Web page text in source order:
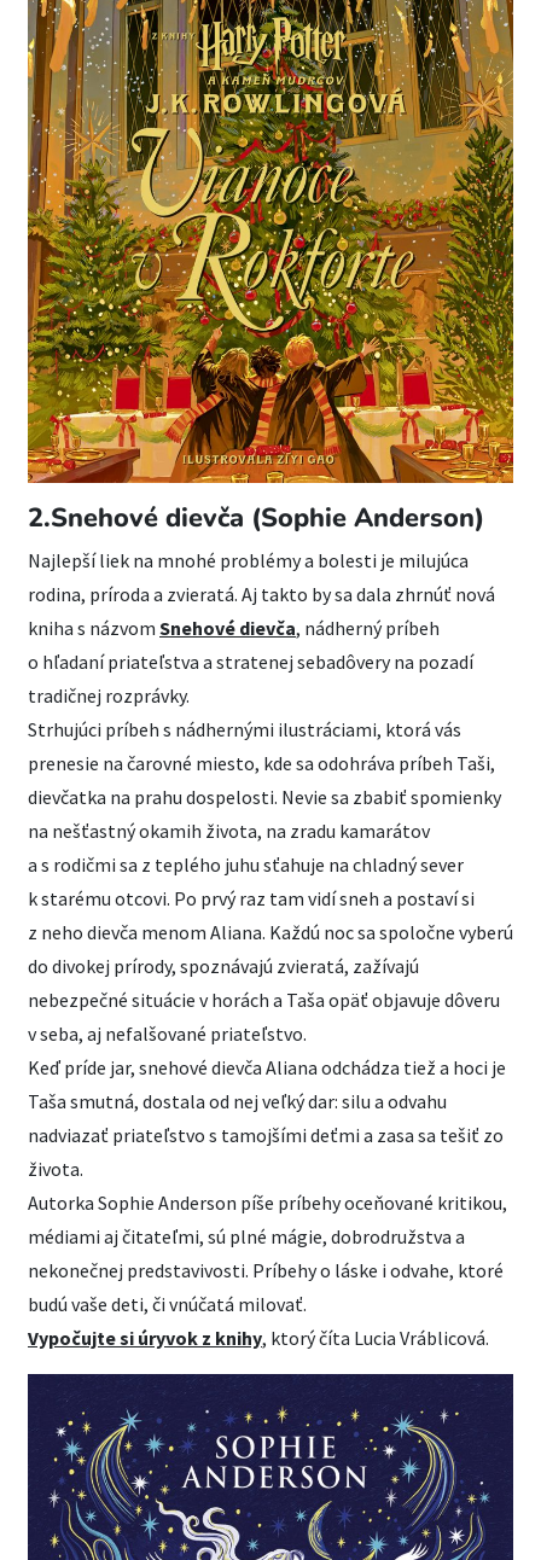
2.Snehové dievča (Sophie Anderson)
Najlepší liek na mnohé problémy a bolesti je milujúca
rodina, príroda a zvieratá. Aj takto by sa dala zhrnúť nová
kniha s názvom Snehové dievča, nádherný príbeh
o hľadaní priateľstva a stratenej sebadôvery na pozadí
tradičnej rozprávky.
Strhujúci príbeh s nádhernými ilustráciami, ktorá vás
prenesie na čarovné miesto, kde sa odohráva príbeh Taši,
dievčatka na prahu dospelosti. Nevie sa zbabiť spomienky
na nešťastný okamih života, na zradu kamarátov
a s rodičmi sa z teplého juhu sťahuje na chladný sever
k starému otcovi. Po prvý raz tam vidí sneh a postaví si
z neho dievča menom Aliana. Každú noc sa spoločne vyberú
do divokej prírody, spoznávajú zvieratá, zažívajú
nebezpečné situácie v horách a Taša opäť objavuje dôveru
v seba, aj nefalšované priateľstvo.
Keď príde jar, snehové dievča Aliana odchádza tiež a hoci je
Taša smutná, dostala od nej veľký dar: silu a odvahu
nadviazať priateľstvo s tamojšími deťmi a zasa sa tešiť zo
života.
Autorka Sophie Anderson píše príbehy oceňované kritikou,
médiami aj čitateľmi, sú plné mágie, dobrodružstva a
nekonečnej predstavivosti. Príbehy o láske i odvahe, ktoré
budú vaše deti, či vnúčatá milovať.
Vypočujte si úryvok z knihy, ktorý číta Lucia Vráblicová.